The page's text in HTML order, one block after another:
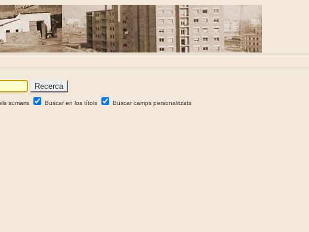
sumaris Buscar en los títols
Buscar camps personalitzats